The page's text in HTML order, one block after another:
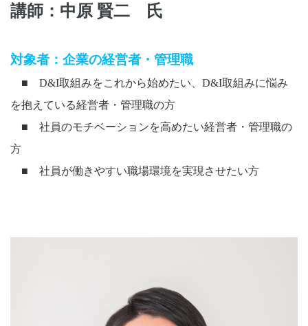
講師：中原 賢二 氏
対象者：企業の経営者・管理職
■ D&I取組みをこれから始めたい、 D&I取組みに悩み
を抱えている経営者・管理職の方
■ 社員のモチベーションを高めたい経営者・管理職の
方
■ 社員が働きやすい職場環境を実現させたい方